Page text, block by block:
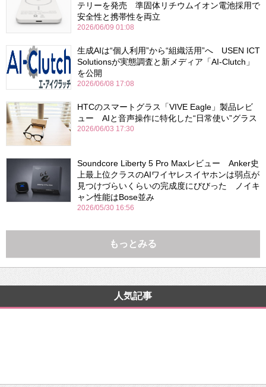
テリーを発売 準固体リチウムイオン電池採用で
安全性と携帯性を両立
2026/06/09 01:08
生成AIは“個人利用”から“組織活用”へ USEN ICT
Solutionsが実態調査と新メディア「AI-Clutch」
を公開
2026/06/08 17:08
HTCのスマートグラス「VIVE Eagle」製品レビ
ュー AIと音声操作に特化した“日常使い”グラス
2026/06/03 17:30
Soundcore Liberty 5 Pro Maxレビュー Anker史
上最上位クラスのAIワイヤレスイヤホンは弱点が
見つけづらいくらいの完成度にびびった ノイキ
ャン性能はBose並み
2026/05/30 16:56
もっとみる
人気記事